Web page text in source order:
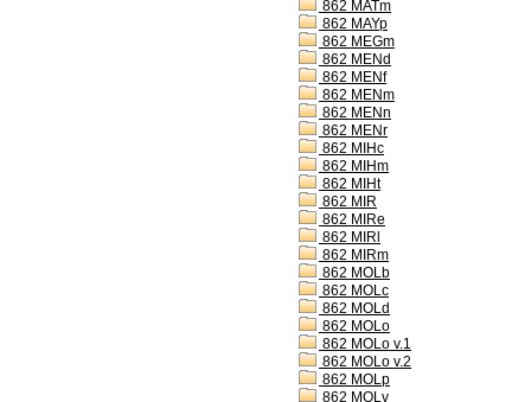
862 MATm
862 MAYp
862 MEGm
862 MENd
862 MENf
862 MENm
862 MENn
862 MENr
862 MIHc
862 MIHm
862 MIHt
862 MIR
862 MIRe
862 MIRl
862 MIRm
862 MOLb
862 MOLc
862 MOLd
862 MOLo
862 MOLo v.1
862 MOLo v.2
862 MOLp
862 MOLv